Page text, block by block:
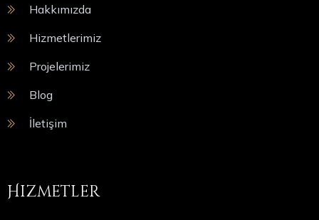
Hakkımızda
Hizmetlerimiz
Projelerimiz
Blog
İletişim
Hizmetler